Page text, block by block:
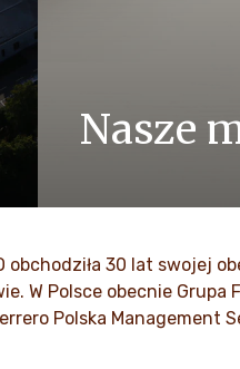
Nasze
ZOBACZ WIĘCEJ
obchodziła 30 lat swojej
W Polsce obecnie Grupa
Polska Management